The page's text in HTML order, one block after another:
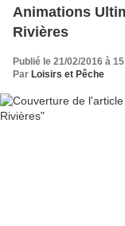
Animations
Rivières
Publié le 21/02/2016 à
Par Loisirs et Pêche